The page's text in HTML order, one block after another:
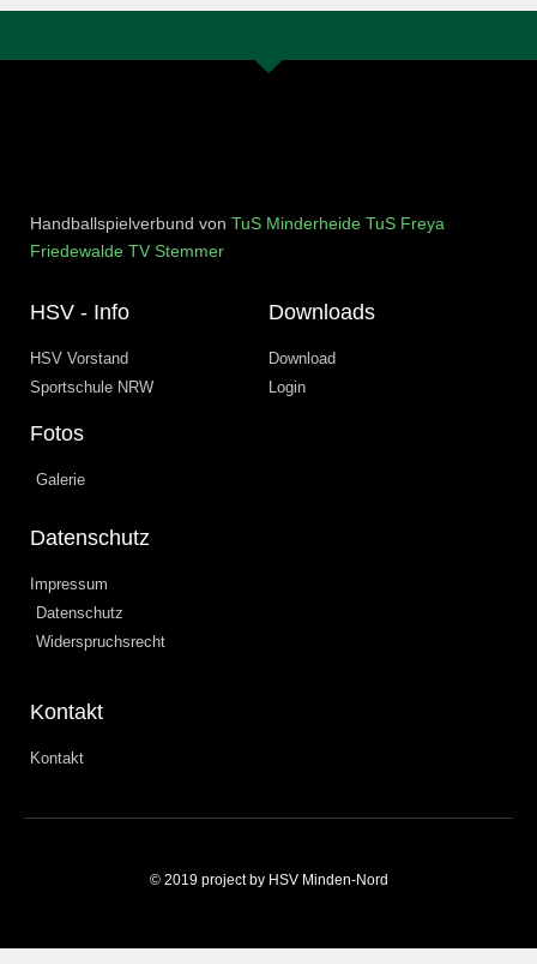
Handballspielverbund von TuS Minderheide TuS Freya
Friedewalde TV Stemmer
HSV - Info
HSV Vorstand
Sportschule NRW
Fotos
Galerie
Downloads
Download
Login
Datenschutz
Impressum
Datenschutz
Widerspruchsrecht
Kontakt
Kontakt
© 2019 project by HSV Minden-Nord